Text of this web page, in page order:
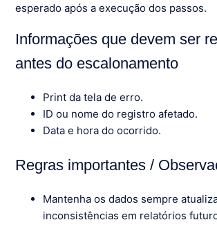
esperado após a execução dos passos.
Informações que devem ser
antes do escalonamento
Print da tela de erro.
ID ou nome do registro afetado.
Data e hora do ocorrido.
Regras importantes /
Mantenha os dados sempre
inconsistências em relatórios